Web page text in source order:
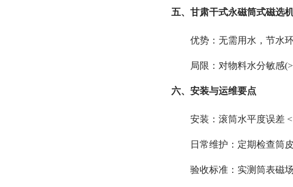
五、甘肃干式永磁筒式磁选
优势：无需用水，节水
局限：对物料水分敏感
六、安装与运维要点
安装：滚筒水平度误差
日常维护：定期检查筒
验收标准：实测筒表磁